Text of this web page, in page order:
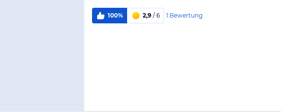
100% 2,9 / 6 1 Bewertung